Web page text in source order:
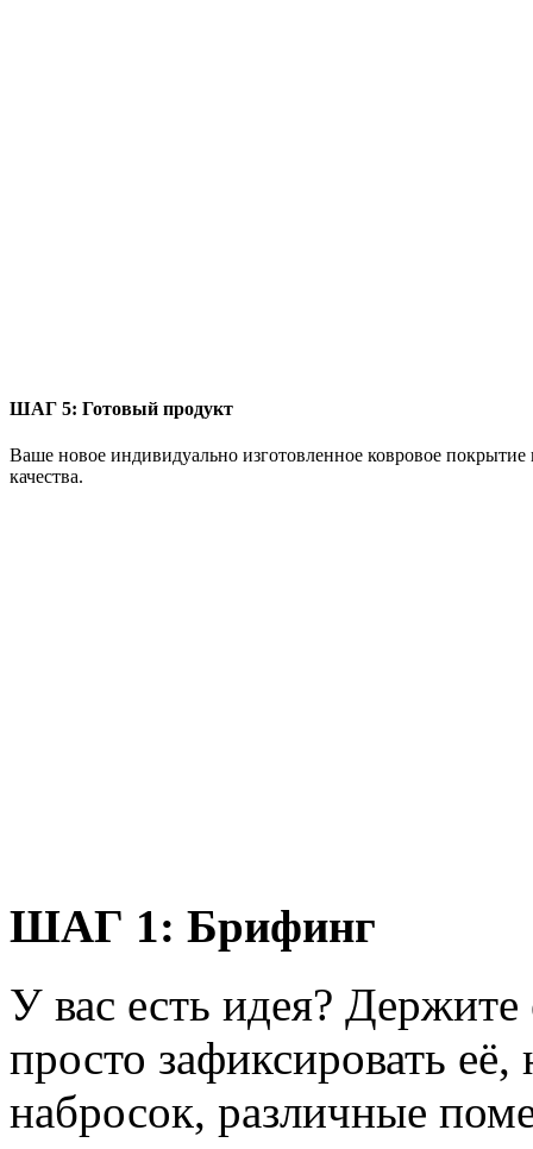
ШАГ 5: Готовый продукт
Ваше новое индивидуально изготовленное ковровое
качества.
ШАГ 1: Брифинг
У вас есть идея?
просто зафиксировать
набросок, различные